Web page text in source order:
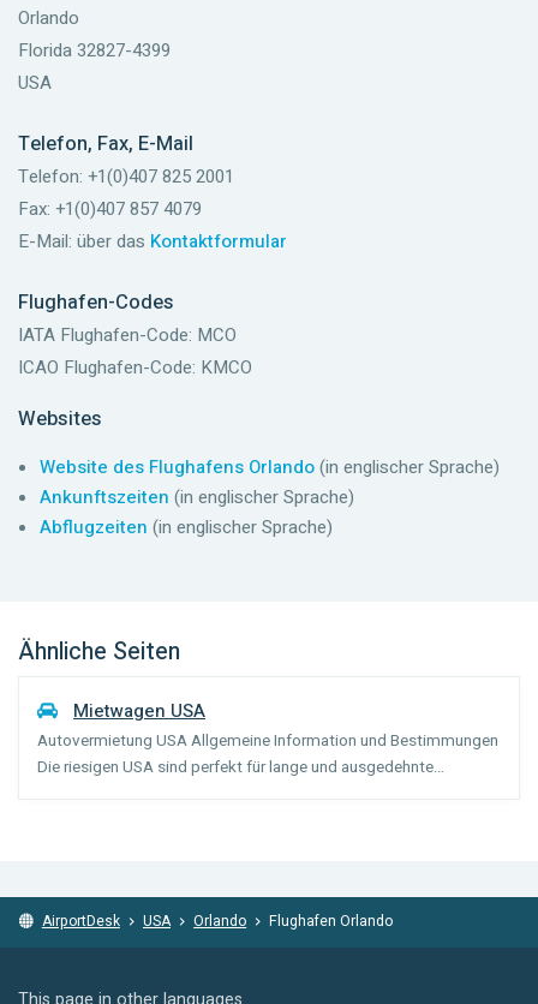
Orlando
Florida 32827-4399
USA
Telefon, Fax, E-Mail
Telefon: +1(0)407 825 2001
Fax: +1(0)407 857 4079
E-Mail: über das Kontaktformular
Flughafen-Codes
IATA Flughafen-Code: MCO
ICAO Flughafen-Code: KMCO
Websites
Website des Flughafens Orlando(in englischer Sprache)
Ankunftszeiten (in englischer Sprache)
Abflugzeiten (in englischer Sprache)
Ähnliche Seiten
Mietwagen USA
Autovermietung USA Allgemeine Information und Bestimmungen
Die riesigen USA sind perfekt für lange und ausgedehnte
AirportDesk USA Orlando Flughafen Orlando